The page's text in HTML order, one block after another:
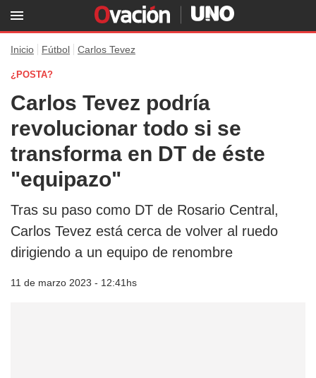
Inicio Fútbol Carlos Tevez
¿POSTA?
Carlos Tevez podría
revolucionar todo si se
transforma en DT de éste
"equipazo"
Tras su paso como DT de Rosario Central,
Carlos Tevez está cerca de volver al ruedo
dirigiendo a un equipo de renombre
11 de marzo 2023 - 12:41hs